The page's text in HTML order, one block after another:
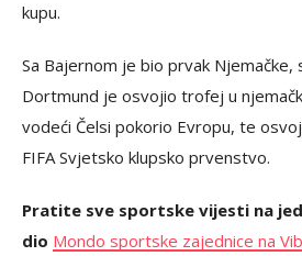
kupu.
Sa Bajernom je bio prvak Njemačke,
Dortmund je osvojio trofej u
vodeći Čelsi pokorio Evropu, te
FIFA Svjetsko klupsko prvenstvo.
Pratite sve sportske vijesti na
dio Mondo sportske zajednice na